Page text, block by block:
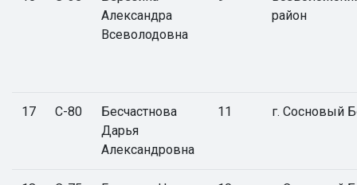
Александра
Всеволодовна
район
17 С-80
Бесчастнова
Дарья
Александровна
11 г. Сосновый